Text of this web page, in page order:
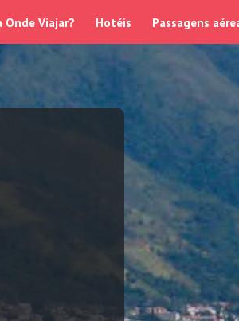
Onde Viajar? Hotéis Passagens